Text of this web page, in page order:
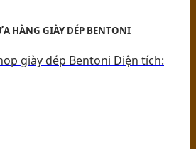
HÀNG GIÀY DÉP BENTONI
giày dép Bentoni Diện tích: